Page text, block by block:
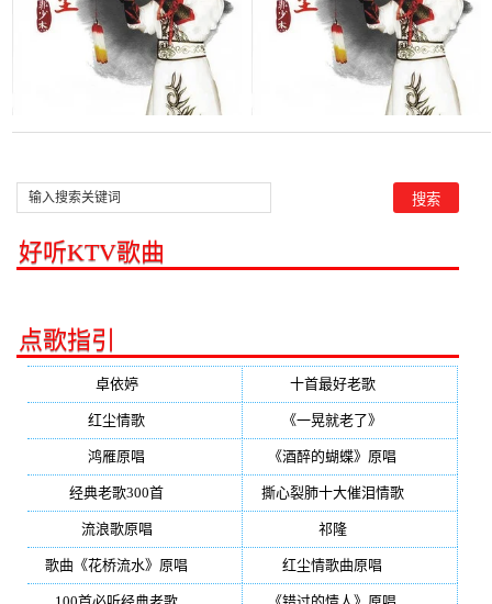
好听KTV歌曲
点歌指引
卓依婷(350) 十首最好老歌(300)
红尘情歌 《一晃就老了》
鸿雁原唱 《酒醉的蝴蝶》原唱
经典老歌300首 撕心裂肺十大催泪情歌(195)
流浪歌原唱 祁隆(188)
歌曲《花桥流水》原唱 红尘情歌曲原唱